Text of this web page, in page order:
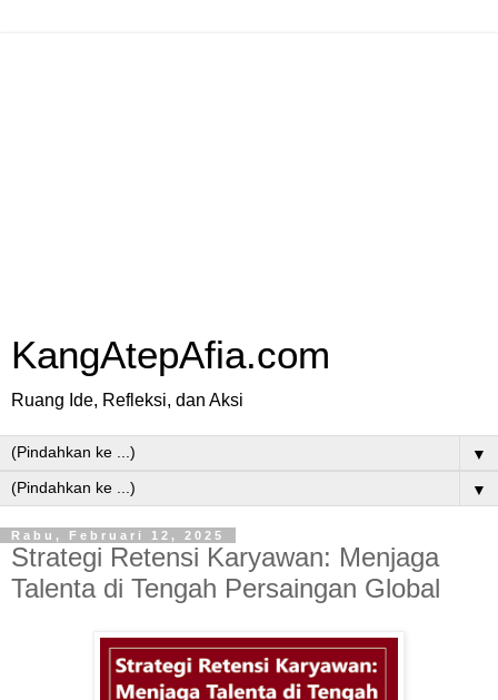
KangAtepAfia.com
Ruang Ide, Refleksi, dan Aksi
▼
▼
Rabu, Februari 12, 2025
Strategi Retensi Karyawan: Menjaga
Talenta di Tengah Persaingan Global